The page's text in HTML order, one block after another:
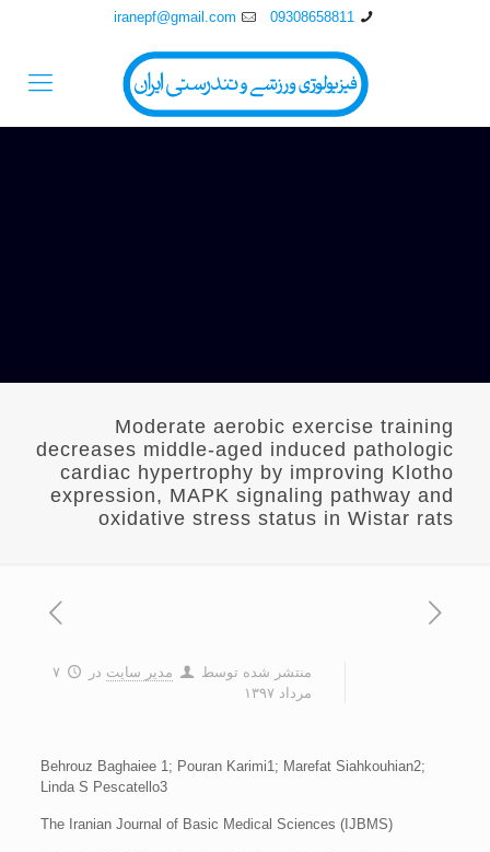
09308658811
iranepf@gmail.com
Moderate aerobic exercise training
decreases middle-aged induced pathologic
cardiac hypertrophy by improving Klotho
expression, MAPK signaling pathway and
oxidative stress status in Wistar rats
منتشر شده توسط مدیر سایت در
۷
مرداد ۱۳۹۷
Behrouz Baghaiee 1; Pouran Karimi1; Marefat Siahkouhian2;
Linda S Pescatello3
The Iranian Journal of Basic Medical Sciences (IJBMS)